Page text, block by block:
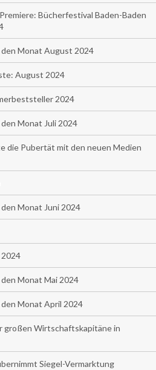
Bücherfestival Baden-Baden
Monat August 2024
August 2024
2024
Monat Juli 2024
die Pubertät mit den neuen Medien
Monat Juni 2024
Monat Mai 2024
Monat April 2024
großen Wirtschaftskapitäne in
Siegel-Vermarktung